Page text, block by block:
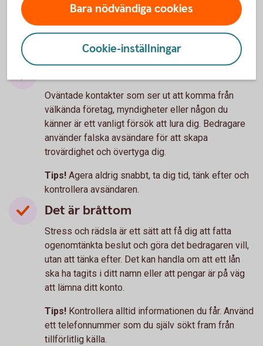
3 vanliga varningstecken på
bedrägerier
Oväntad kontakt
Oväntade kontakter som ser ut att komma från
välkända företag, myndigheter eller någon du
känner är ett vanligt försök att lura dig. Bedragare
använder falska avsändare för att skapa
trovärdighet och övertyga dig.
Tips! Agera aldrig snabbt, ta dig tid, tänk efter och
kontrollera avsändaren.
Det är bråttom
Stress och rädsla är ett sätt att få dig att fatta
ogenomtänkta beslut och göra det bedragaren vill,
utan att tänka efter. Det kan handla om att ett lån
ska ha tagits i ditt namn eller att pengar är på väg
att lämna ditt konto.
Tips! Kontrollera alltid informationen du får. Använd
ett telefonnummer som du själv sökt fram från
tillförlitlig källa.
Bara nödvändiga cookies
Cookie-inställningar